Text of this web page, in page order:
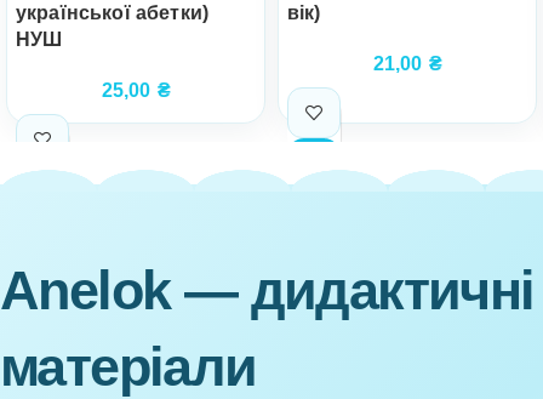
української абетки)
НУШ
25,00 ₴
вік)
21,00 ₴
Anelok — дидактичні
матеріали